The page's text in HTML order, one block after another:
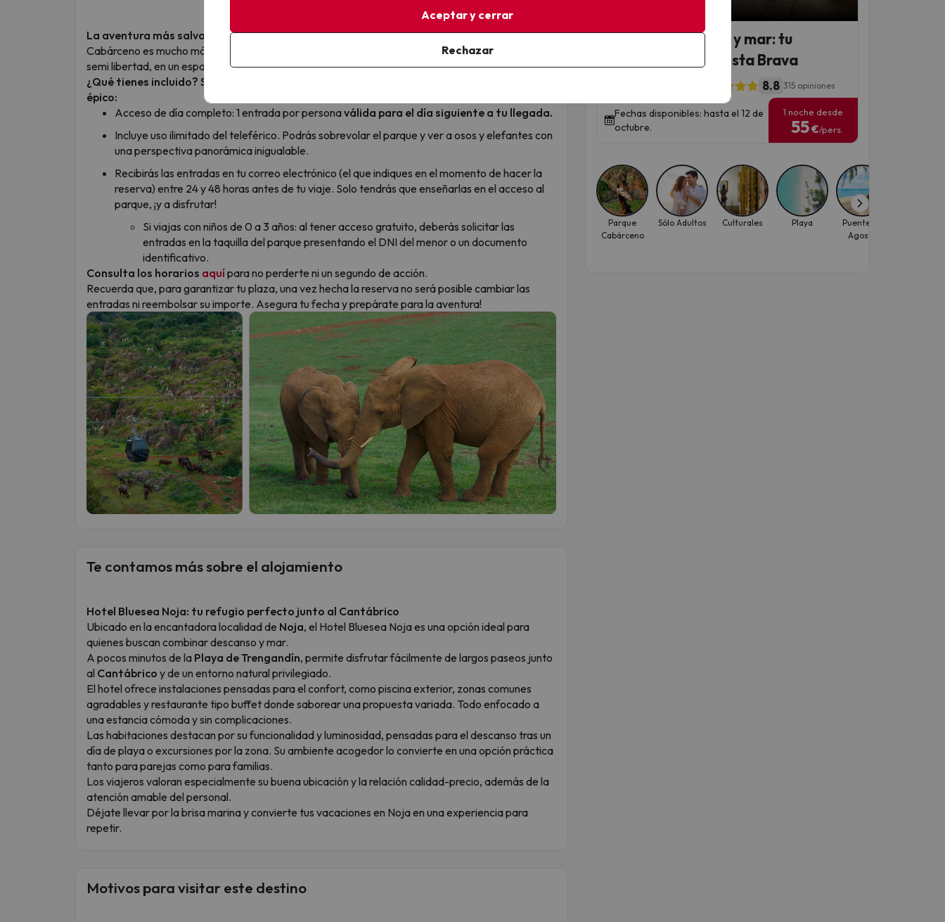
La aventura más salvaje te espera en el Parque de Cabárceno!
Cabárceno es mucho más que un parque, y no tiene nada que ver con un zoo: los animales viven en
semi libertad, en un espacio de más de 750 hectáreas. No se puede contar: tienes que vivirlo.
¿Qué tienes incluido? Si eliges este chollo con entrada incluida, prepárate para un día
épico:
Acceso de día completo: 1 entrada por personaválida para el día siguiente a tu llegada.
Incluye uso ilimitado del teleférico. Podrás sobrevolar el parque y ver a osos y elefantes con
una perspectiva panorámica inigualable.
Recibirás las entradas en tu correo electrónico (el que indiques en el momento de hacer la
reserva) entre 24 y 48 horas antes de tu viaje. Solo tendrás que enseñarlas en el acceso al
parque, ¡y a disfrutar!
Si viajas con niños de 0 a 3 años: al tener acceso gratuito, deberás solicitar las
entradas en la taquilla del parque presentando el DNI del menor o un documento
identificativo.
Consulta los horarios aquípara no perderte ni un segundo de acción.
Recuerda que, para garantizar tu plaza, una vez hecha la reserva no será posible cambiar las
entradas ni reembolsar su importe. Asegura tu fecha y prepárate para la aventura!
Te contamos más sobre el alojamiento
Hotel Bluesea Noja: tu refugio perfecto junto al Cantábrico
Ubicado en la encantadora localidad de Noja, el Hotel Bluesea Noja es una opción ideal para
quienes buscan combinar descanso y mar.
A pocos minutos de la Playa de Trengandín, permite disfrutar fácilmente de largos paseos junto
al Cantábrico y de un entorno natural privilegiado.
El hotel ofrece instalaciones pensadas para el confort, como piscina exterior, zonas comunes
agradables y restaurante tipo buffet donde saborear una propuesta variada. Todo enfocado a
una estancia cómoda y sin complicaciones.
Las habitaciones destacan por su funcionalidad y luminosidad, pensadas para el descanso tras un
día de playa o excursiones por la zona. Su ambiente acogedor lo convierte en una opción práctica
tanto para parejas como para familias.
Los viajeros valoran especialmente su buena ubicación y la relación calidad-precio, además de la
atención amable del personal.
Déjate llevar por la brisa marina y convierte tus vacaciones en Noja en una experiencia para
repetir.
Motivos para visitar este destino
Naturaleza, calma y mar: tu
ecoresort en la Costa Brava
8.8 315 opiniones
Fechas disponibles: hasta el 12 de
octubre.
1 noche desde
55€/pers.
Parque
Cabárceno
Sólo Adultos Culturales Playa
Puente de
Agosto
Aceptar y cerrar
Rechazar